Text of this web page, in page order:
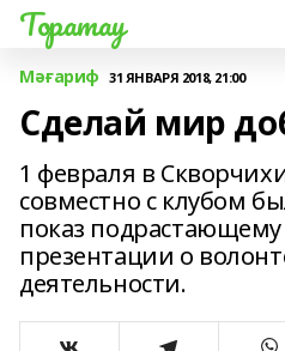
Торатау
Мәғариф 31 ЯНВАРЯ 2018, 21:00
Сделай мир
1 февраля в
совместно с клубом
показ
презентации о
деятельности.